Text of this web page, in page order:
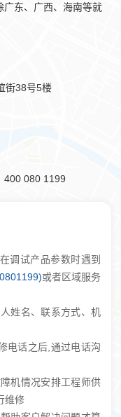
广东、广西、海南等就
街38号5楼
400 080 1199
调试产品参数时遇到
或者区域服务
姓名、联系方式、机
电话之后,通过电话沟
机情况安排工程师供
维修